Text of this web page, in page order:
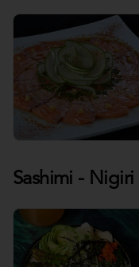
Sashimi - Nigiri